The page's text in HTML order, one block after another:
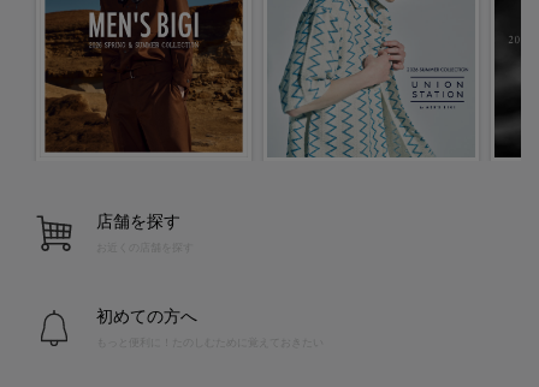
店舗を探す
お近くの店舗を探す
初めての方へ